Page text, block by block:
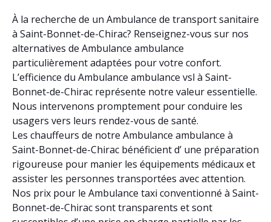
À la recherche de un Ambulance de transport sanitaire
à Saint-Bonnet-de-Chirac? Renseignez-vous sur nos
alternatives de Ambulance ambulance
particulièrement adaptées pour votre confort.
L’efficience du Ambulance ambulance vsl à Saint-
Bonnet-de-Chirac représente notre valeur essentielle.
Nous intervenons promptement pour conduire les
usagers vers leurs rendez-vous de santé.
Les chauffeurs de notre Ambulance ambulance à
Saint-Bonnet-de-Chirac bénéficient d’ une préparation
rigoureuse pour manier les équipements médicaux et
assister les personnes transportées avec attention.
Nos prix pour le Ambulance taxi conventionné à Saint-
Bonnet-de-Chirac sont transparents et sont